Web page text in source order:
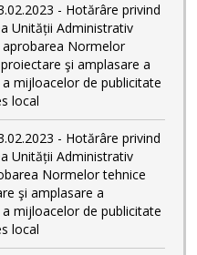
- Hotărâre privind
Unității Administrativ
Normelor
şi amplasare a
mijloacelor de publicitate
local
- Hotărâre privind
Unității Administrativ
Normelor tehnice
şi amplasare a
mijloacelor de publicitate
local